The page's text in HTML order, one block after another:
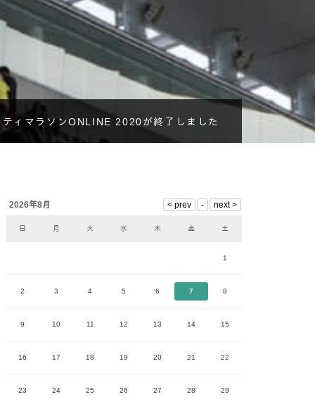
ティマラソンONLINE 2020が終了しました
2026年8月
日 月 火 水 木 金 土
1
2 3 4 5 6 7 8
9 10 11 12 13 14 15
16 17 18 19 20 21 22
23 24 25 26 27 28 29